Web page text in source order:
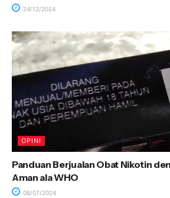
24/12/2024
OPINI
Panduan Berjualan Obat Nikotin
Aman ala WHO
08/07/2024